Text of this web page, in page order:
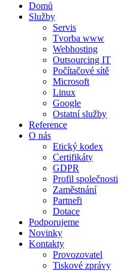
Domů
Služby
Servis
Tvorba www
Webhosting
Outsourcing IT
Počítačové sítě
Microsoft
Linux
Google
Ostatní služby
Reference
O nás
Etický kodex
Certifikáty
GDPR
Profil společnosti
Zaměstnání
Partneři
Dotace
Podporujeme
Novinky
Kontakty
Provozovatel
Tiskové zprávy